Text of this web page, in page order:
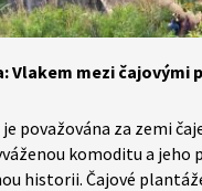
Vlakem mezi čajovými
považována za zemi
komoditu a jeho
historii. Čajové